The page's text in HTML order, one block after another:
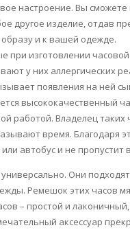
настроение. Вы
другое изделие, отдав
и к вашей одежде.
при изготовлении
у них аллергических
появления на ней
высококачественный
работой. Владелец таких
время. Благодаря
автобус и не пропустит
универсально. Они
Ремешок этих часов
– простой и
аксессуар